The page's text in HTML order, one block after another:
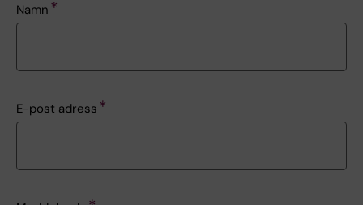
Namn
E-post adress